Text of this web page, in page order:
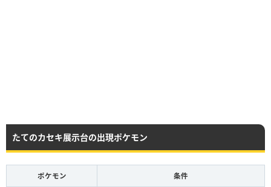
たてのカセキ展示台の出現ポケモン
ポケモン 条件